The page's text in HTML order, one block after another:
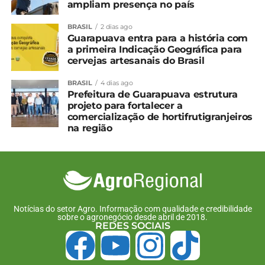
AG – Quais valores e princípios orientam a
atuação da ACIG e a diferenciam de outras
entidades do estado?
A ACIG é guiada por valores que traduzem nossa
identidade e definem nossa forma de atuar. O
associativismo é o princípio central que nos move,
acreditamos que resultados sólidos e duradouros
Atuamos com integridade, mantendo
as nossas ações e decisões.
Buscamos constantemente a inovação,
incentivando novas ideias, tecnologias e soluções
que fortaleçam a competitividade das empresas e
o desenvolvimento do nosso ecossistema
ampliam presença no país
BRASIL 2 dias ago
Guarapuava entra para a história com
a primeira Indicação Geográfica para
cervejas artesanais do Brasil
BRASIL 4 dias ago
Prefeitura de Guarapuava estrutura
projeto para fortalecer a
comercialização de hortifrutigranjeiros
na região
Notícias do setor Agro. Informação com qualidade e credibilidade
sobre o agronegócio desde abril de 2018.
REDES SOCIAIS